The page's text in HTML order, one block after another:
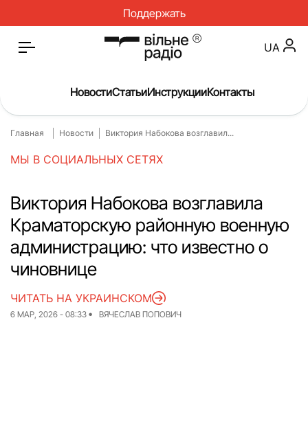
Поддержать
Главная
О нас
Инструкции
Спорт
Интервью
Досье
Репортаж
Блог
Спецпроекты
Архив проектов
UA
НовостиСтатьиИнструкцииКонтакты
Главная Новости Виктория Набокова возглавил...
МЫ В СОЦИАЛЬНЫХ СЕТЯХ
Виктория Набокова возглавила
Краматорскую районную военную
администрацию: что известно о
чиновнице
6 МАР, 2026 - 08:33 ВЯЧЕСЛАВ ПОПОВИЧ
ЧИТАТЬ НА УКРАИНСКОМ